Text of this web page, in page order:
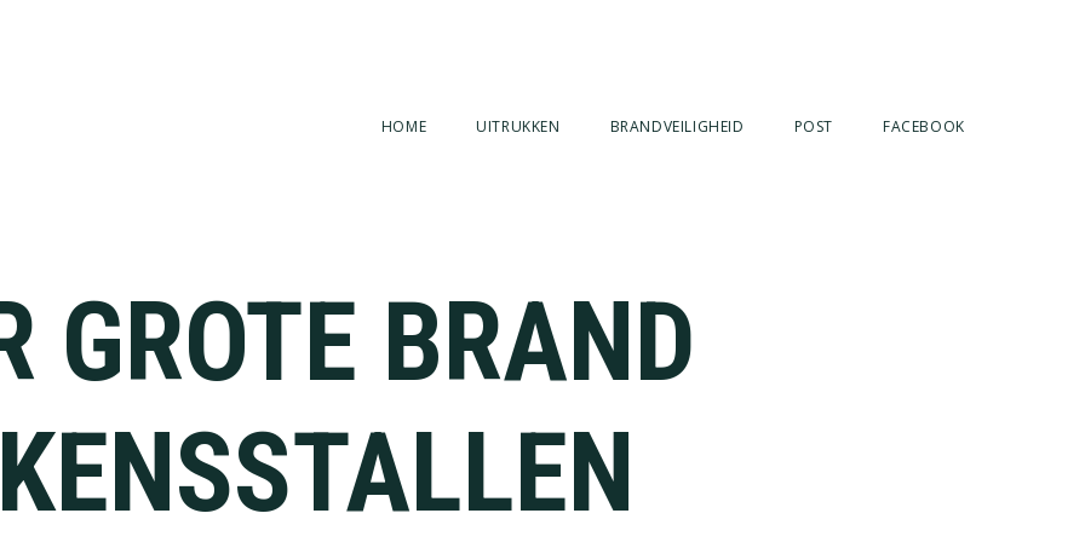
HOME UITRUKKEN BRANDVEILIGHEID POST FACEBOOK
GROTE BRAND